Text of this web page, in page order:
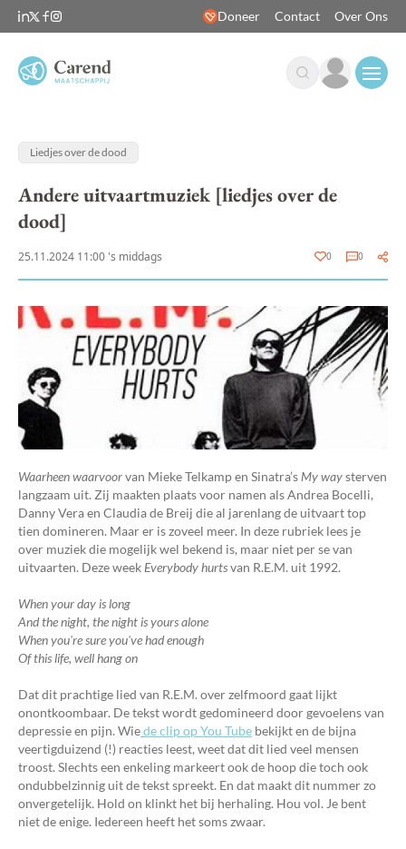
Doneer Contact Over Ons
Liedjes over de dood
Andere uitvaartmuziek [liedjes over de
dood]
25.11.2024 11:00 's middags 0 0
Waarheen waarvoorvan Mieke Telkamp en Sinatra’s My waysterven
langzaam uit. Zij maakten plaats voor namen als Andrea Bocelli,
Danny Vera en Claudia de Breij die al jarenlang de uitvaart top
tien domineren. Maar er is zoveel meer. In deze rubriek lees je
over muziek die mogelijk wel bekend is, maar niet per se van
uitvaarten. Deze week Everybody hurtsvan R.E.M. uit 1992.
When your day is long
And the night, the night is yours alone
When you're sure you've had enough
Of this life, well hang on
Dat dit prachtige lied van R.E.M. over zelfmoord gaat lijkt
onontkoombaar. De tekst wordt gedomineerd door gevoelens van
depressie en pijn. Wiede clip op You Tube bekijkt en de bijna
veertigduizend (!) reacties leest, weet dat dit lied veel mensen
troost. Slechts een enkeling markeert ook de hoop die toch ook
ondubbelzinnig uit de tekst spreekt. En dat maakt dit nummer zo
onvergetelijk. Hold on klinkt het bij herhaling. Hou vol. Je bent
niet de enige. Iedereen heeft het soms zwaar.